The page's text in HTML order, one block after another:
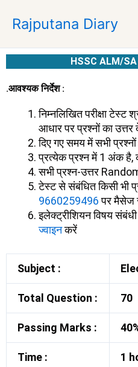
p
Rajputana Diary
HSSC ALM/SA
.आवश्यक निर्देश :
निम्नलिखित परीक्षा
आधार पर प्रश्नों का उत्तर
दिए गए समय में सभी
प्रत्येक प्रश्न में 1 अंक है,
सभी प्रश्न-उत्तर
टेस्ट से संबंधित किसी भी
9660259496पर मैसेज
इलेक्ट्रीशियन विषय संबंधी
ज्वाइनकरें
Subject :
Total Question : 70
Passing Marks :
Time : 1